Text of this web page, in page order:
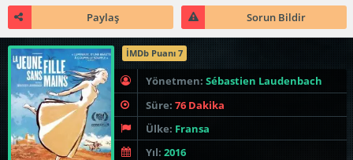
Paylaş Sorun Bildir
İMDb Puanı 7
Yönetmen: Sébastien Laudenbach
Süre: 76 Dakika
Ülke: Fransa
Yıl: 2016